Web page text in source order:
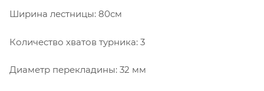
Ширина лестницы: 80см
Количество хватов турника: 3
Диаметр перекладины: 32 мм